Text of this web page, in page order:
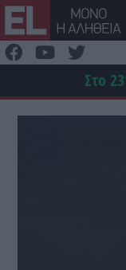
Μετάβαση
στο
περιεχόμενο
Στο